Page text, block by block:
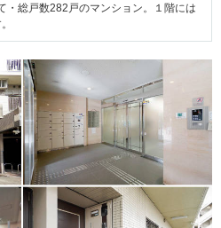
・総戸数282戸のマンション。１階には